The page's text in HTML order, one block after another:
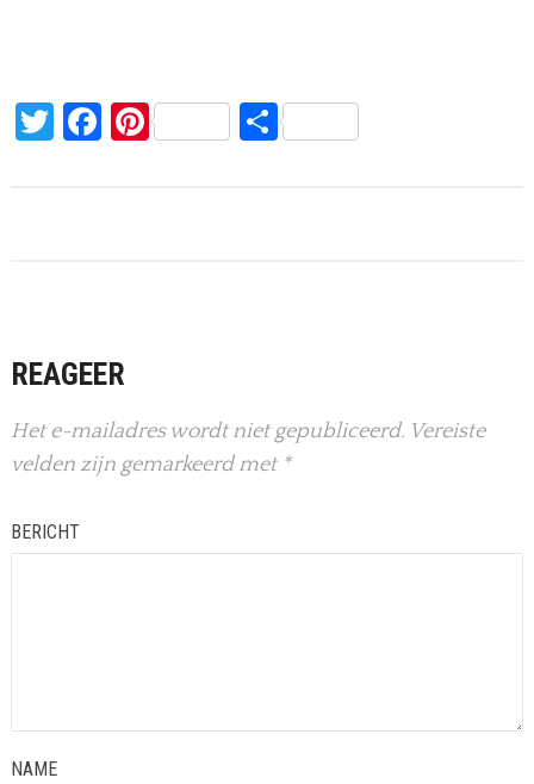
Twitter
Facebook
PinterestDelen
REAGEER
Het e-mailadres wordt niet gepubliceerd. Vereiste
velden zijn gemarkeerd met *
BERICHT
NAME